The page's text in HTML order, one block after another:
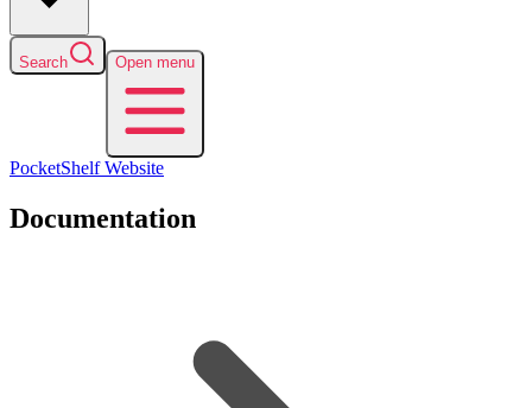
Search Open menu
PocketShelfWebsite
Documentation